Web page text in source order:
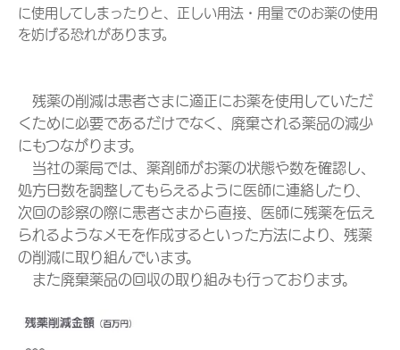
に使用してしまったりと、正しい用法・用量でのお薬の使用
を妨げる恐れがあります。
残薬の削減は患者さまに適正にお薬を使用していただ
くために必要であるだけでなく、廃棄される薬品の減少
にもつながります。
当社の薬局では、薬剤師がお薬の状態や数を確認し、
処方日数を調整してもらえるように医師に連絡したり、
次回の診察の際に患者さまから直接、医師に残薬を伝え
られるようなメモを作成するといった方法により、残薬
の削減に取り組んでいます。
また廃棄薬品の回収の取り組みも行っております。